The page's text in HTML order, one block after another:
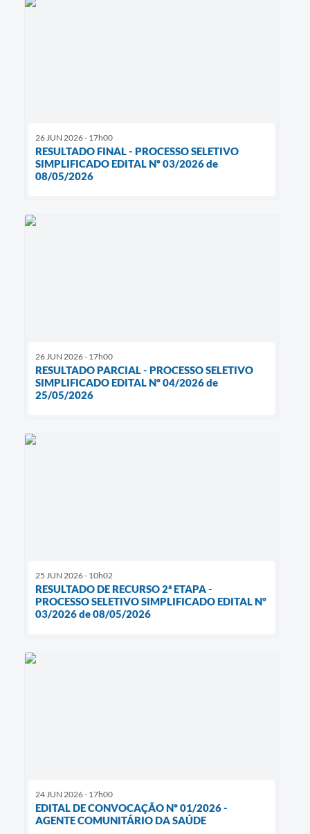
26 JUN 2026 - 17h00
RESULTADO FINAL - PROCESSO SELETIVO
SIMPLIFICADO EDITAL Nº 03/2026 de
08/05/2026
26 JUN 2026 - 17h00
RESULTADO PARCIAL - PROCESSO SELETIVO
SIMPLIFICADO EDITAL Nº 04/2026 de
25/05/2026
25 JUN 2026 - 10h02
RESULTADO DE RECURSO 2ª ETAPA -
PROCESSO SELETIVO SIMPLIFICADO EDITAL Nº
03/2026 de 08/05/2026
24 JUN 2026 - 17h00
EDITAL DE CONVOCAÇÃO Nº 01/2026 -
AGENTE COMUNITÁRIO DA SAÚDE